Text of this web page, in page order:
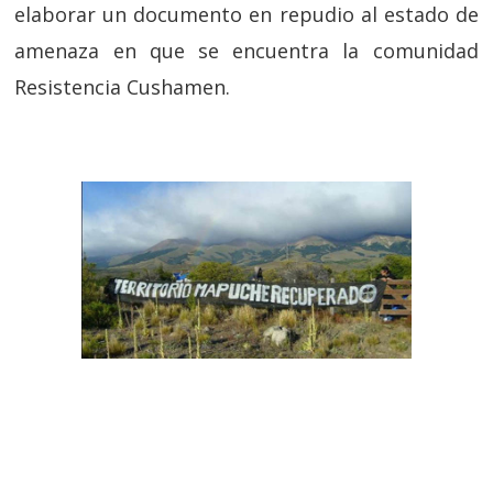
elaborar un documento en repudio al estado de
amenaza en que se encuentra la comunidad
Resistencia Cushamen.